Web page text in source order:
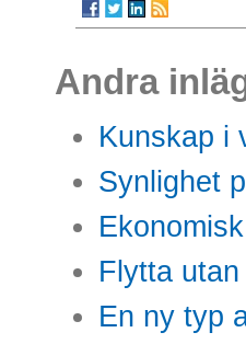
Andra
Kunskap i
Synlighet
Flytta
En ny typ